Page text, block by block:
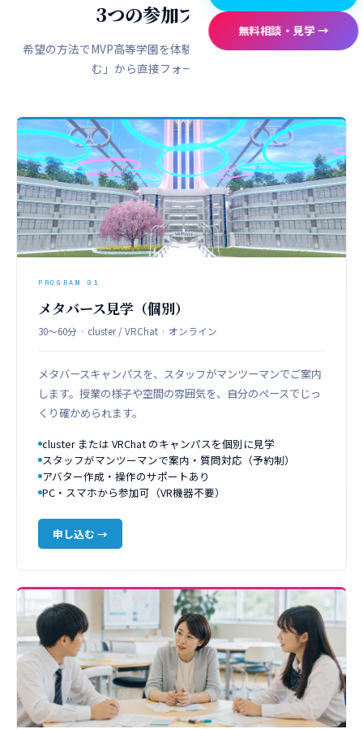
無料相談・見学 →
3つの参加プログラム
希望の方法でMVP高等学園を体験してください。下の「申し込
む」から直接フォームへ進めます。
PROGRAM 01
メタバース見学（個別）
30〜60分 · cluster / VRChat · オンライン
メタバースキャンパスを、スタッフがマンツーマンでご案内
します。授業の様子や空間の雰囲気を、自分のペースでじっ
くり確かめられます。
cluster または VRChat のキャンパスを個別に見学
スタッフがマンツーマンで案内・質問対応（予約制）
アバター作成・操作のサポートあり
PC・スマホから参加可（VR機器不要）
申し込む →